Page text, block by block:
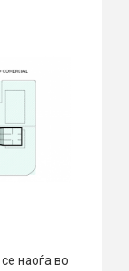
се наоѓа во